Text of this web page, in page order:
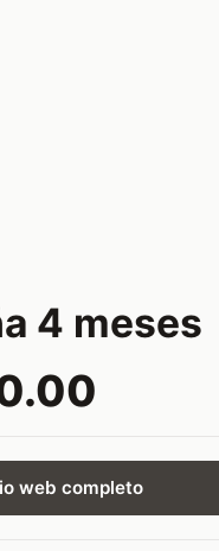
4 meses
web completo